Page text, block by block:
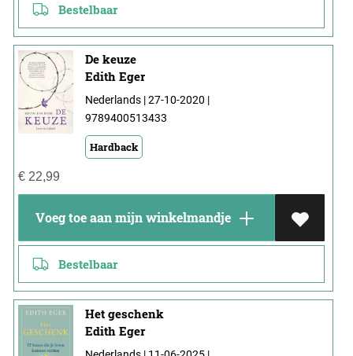
Bestelbaar
De keuze
Edith Eger
Nederlands | 27-10-2020 |
9789400513433
Hardback
€22,99
Voeg toe aan mijn winkelmandje
Bestelbaar
Het geschenk
Edith Eger